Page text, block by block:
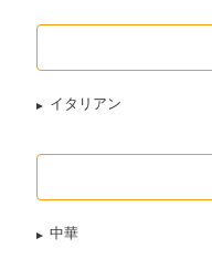
イタリアン
中華